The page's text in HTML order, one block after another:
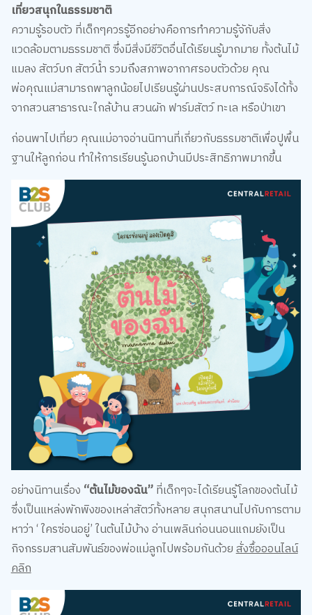
เที่ยวสนุกในธรรมชาติ
ความรู้รอบตัว ที่เด็กๆควรรู้อีกอย่างคือการทำความรู้จักับสิ่ง
แวดล้อมตามธรรมชาติ ซึ่งมีสิ่งมีชีวิตอื่นได้เรียนรู้มากมาย ทั้งต้นไม้
แมลง สัตว์บก สัตว์น้ำ รวมถึงสภาพอากาศรอบตัวด้วย คุณ
พ่อคุณแม่สามารถพาลูกน้อยไปเรียนรู้ผ่านประสบการณ์จริงได้ทั้ง
จากสวนสาธารณะใกล้บ้าน สวนผัก ฟาร์มสัตว์ ทะเล หรือป่าเขา
ก่อนพาไปเที่ยว คุณแม่อาจอ่านนิทานที่เกี่ยวกับธรรมชาติเพื่อปูพื้น
ฐานให้ลูกก่อน ทำให้การเรียนรู้นอกบ้านมีประสิทธิภาพมากขึ้น
อย่างนิทานเรื่อง “ต้นไม้ของฉัน”ที่เด็กๆจะได้เรียนรู้โลกของต้นไม้
ซึ่งเป็นแหล่งพักพิงของเหล่าสัตว์ทั้งหลาย สนุกสนานไปกับการตาม
หาว่า ‘ ใครซ่อนอยู่’ ในต้นไม้บ้าง อ่านเพลินก่อนนอนแถมยังเป็น
กิจกรรมสานสัมพันธ์ของพ่อแม่ลูกไปพร้อมกันด้วยสั่งซื้อออนไลน์
คลิก